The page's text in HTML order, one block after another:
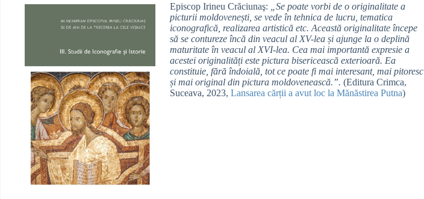
Episcop Irineu Crăciunaş:
„Se poate vorbi de o originalitate a
picturii moldovenești, se vede în tehnica de lucru, tematica
iconografică, realizarea artistică etc. Această originalitate începe
să se contureze încă din veacul al XV-lea și ajunge la o deplină
maturitate în veacul al XVI-lea. Cea mai importantă expresie a
acestei originalități este pictura bisericească exterioară. Ea
constituie, fără îndoială, tot ce poate fi mai interesant, mai pitoresc
și mai original din pictura moldovenească.”. (Editura Crimca,
Suceava, 2023, Lansarea cărții a avut loc la Mănăstirea Putna)